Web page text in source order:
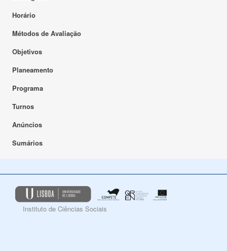
Horário
Métodos de Avaliação
Objetivos
Planeamento
Programa
Turnos
Anúncios
Sumários
Instituto de Ciências Sociais